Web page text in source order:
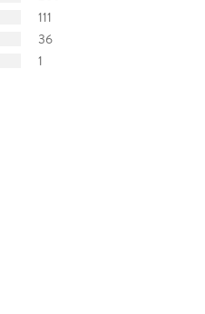
111
36
1